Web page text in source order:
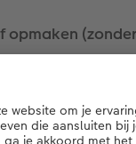
opmaken